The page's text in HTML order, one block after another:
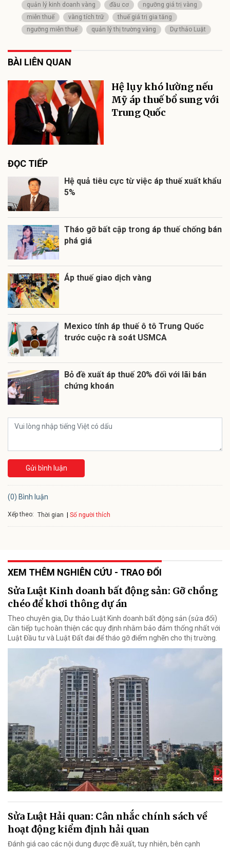
quản lý kinh doanh vàng
đầu cơ
ngưỡng giá trị vàng
miễn thuế
vàng tích trữ
thuế giá trị gia tăng
ngưỡng miễn thuế
quản lý thị trường vàng Dự thảo Luật
BÀI LIÊN QUAN
Hệ lụy khó lường nếu
Mỹ áp thuế bổ sung với
Trung Quốc
ĐỌC TIẾP
Hệ quả tiêu cực từ việc áp thuế xuất khẩu
5%
Tháo gỡ bất cập trong áp thuế chống bán
phá giá
Áp thuế giao dịch vàng
Mexico tính áp thuế ô tô Trung Quốc
trước cuộc rà soát USMCA
Bỏ đề xuất áp thuế 20% đối với lãi bán
chứng khoán
Gửi bình luận
(0) Bình luận
Xếp theo: Thời gian Số người thích
XEM THÊM NGHIÊN CỨU - TRAO ĐỔI
Sửa Luật Kinh doanh bất động sản: Gỡ chồng
chéo để khơi thông dự án
Theo chuyên gia, Dự thảo Luật Kinh doanh bất động sản (sửa đổi)
cần tiếp tục hoàn thiện các quy định nhằm bảo đảm thống nhất với
Luật Đầu tư và Luật Đất đai để tháo gỡ điểm nghẽn cho thị trường.
Sửa Luật Hải quan: Cân nhắc chính sách về
hoạt động kiểm định hải quan
Đánh giá cao các nội dung được đề xuất, tuy nhiên, bên cạnh